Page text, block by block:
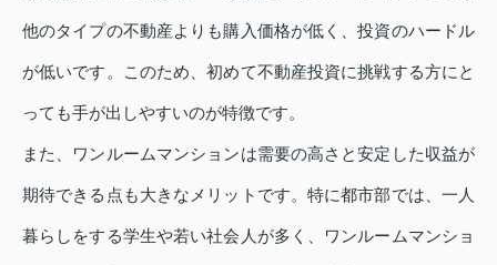
他のタイプの不動産よりも購入価格が低く、投資のハードル
が低いです。このため、初めて不動産投資に挑戦する方にと
っても手が出しやすいのが特徴です。
また、ワンルームマンションは需要の高さと安定した収益が
期待できる点も大きなメリットです。特に都市部では、一人
暮らしをする学生や若い社会人が多く、ワンルームマンショ